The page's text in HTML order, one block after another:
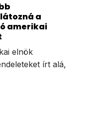
a
amerikai
elnök
írt alá,